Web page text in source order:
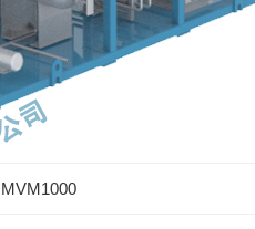
MVM1000